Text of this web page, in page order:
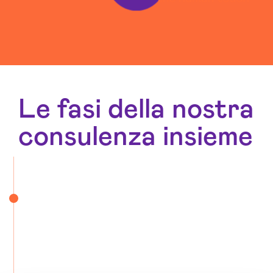
Le fasi della nostra
consulenza insieme